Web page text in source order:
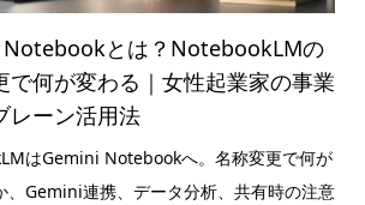
とは？NotebookLMの
で何が変わる｜女性起業家の事業
レーン活用法
はGemini Notebookへ。名称変更で何が
、Gemini連携、データ分析、共有時の注意